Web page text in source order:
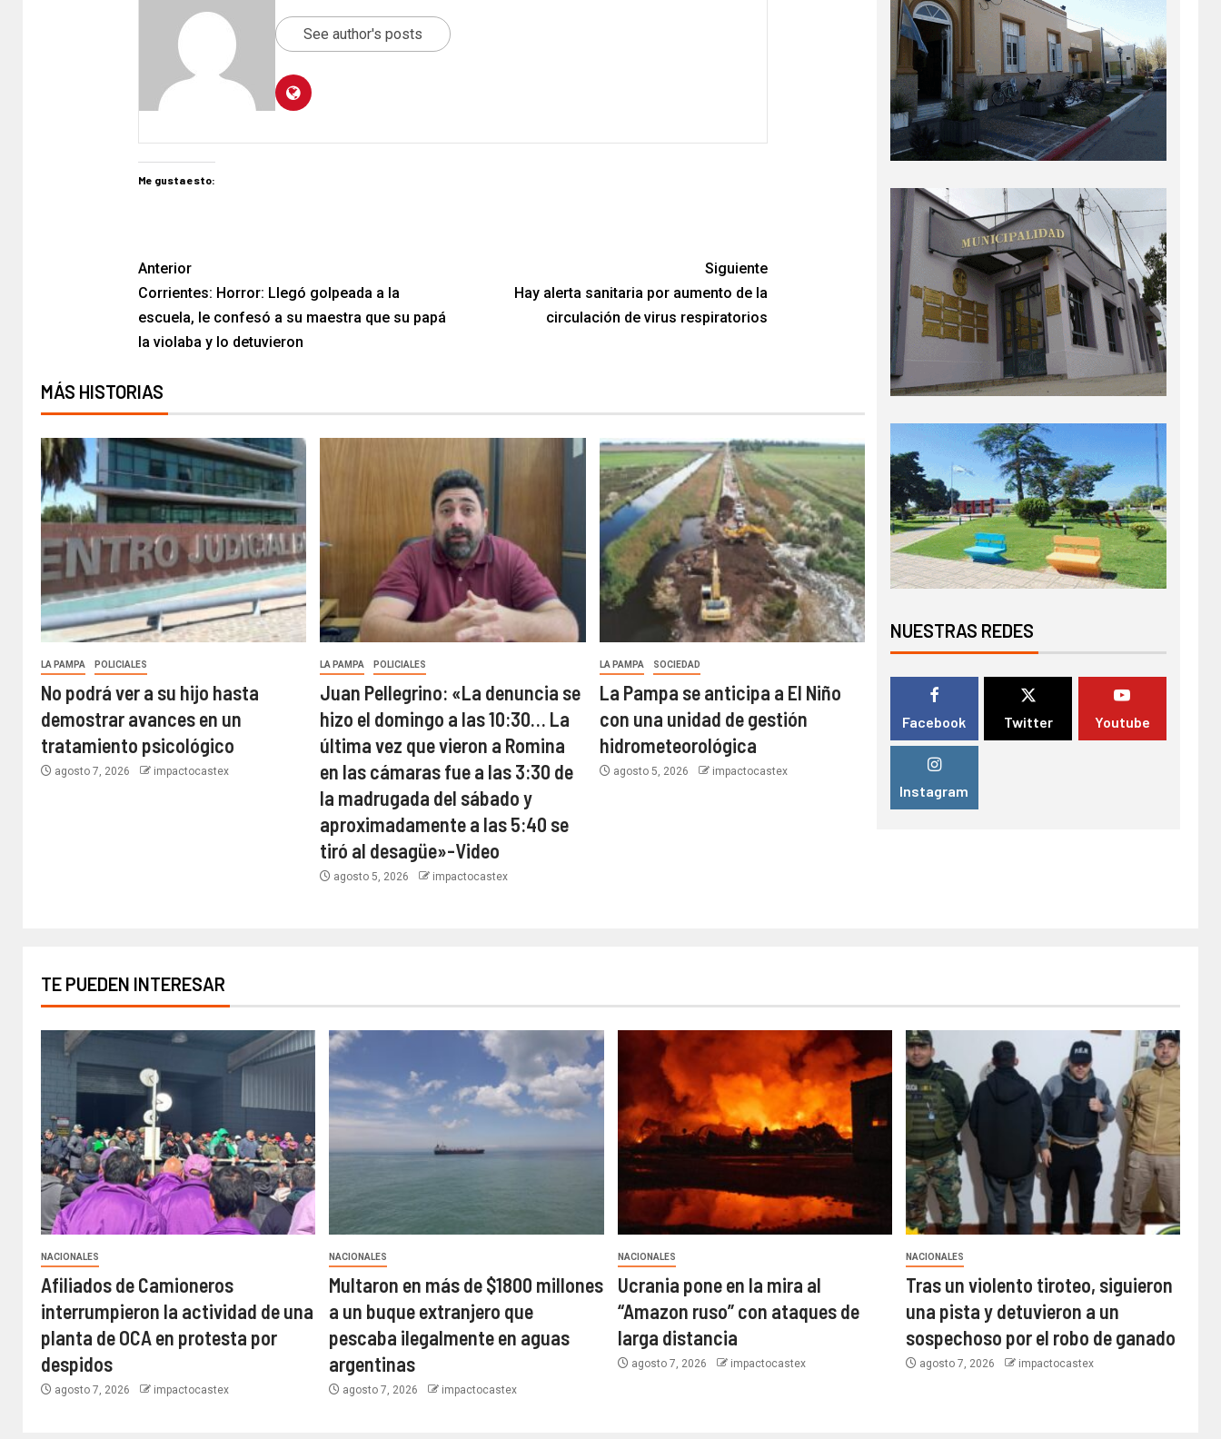
See author's posts
Me gusta esto:
Anterior
Corrientes: Horror: Llegó golpeada a la
escuela, le confesó a su maestra que su papá
la violaba y lo detuvieron
Siguiente
Hay alerta sanitaria por aumento de la
circulación de virus respiratorios
MÁS HISTORIAS
LA PAMPA POLICIALES
No podrá ver a su hijo hasta
demostrar avances en un
tratamiento psicológico
agosto 7, 2026 impactocastex
LA PAMPA POLICIALES
Juan Pellegrino: «La denuncia se
hizo el domingo a las 10:30… La
última vez que vieron a Romina
en las cámaras fue a las 3:30 de
la madrugada del sábado y
aproximadamente a las 5:40 se
tiró al desagüe»-Video
agosto 5, 2026 impactocastex
LA PAMPA SOCIEDAD
La Pampa se anticipa a El Niño
con una unidad de gestión
hidrometeorológica
agosto 5, 2026 impactocastex
NUESTRAS REDES
Facebook Twitter Youtube
Instagram
TE PUEDEN INTERESAR
NACIONALES
Afiliados de Camioneros
interrumpieron la actividad de una
planta de OCA en protesta por
despidos
agosto 7, 2026 impactocastex
NACIONALES
Multaron en más de $1800 millones
a un buque extranjero que
pescaba ilegalmente en aguas
argentinas
agosto 7, 2026 impactocastex
NACIONALES
Ucrania pone en la mira al
“Amazon ruso” con ataques de
larga distancia
agosto 7, 2026 impactocastex
NACIONALES
Tras un violento tiroteo, siguieron
una pista y detuvieron a un
sospechoso por el robo de ganado
agosto 7, 2026 impactocastex